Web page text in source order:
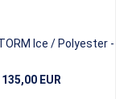
Ice / Polyester -
135,00 EUR